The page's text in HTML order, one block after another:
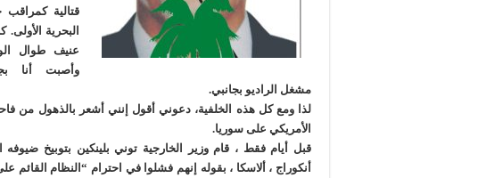
قتالية كمراقب
البحرية
عنيف طوال
وأصبت أنا
مشغل الراديو بجانبي.
لذا ومع كل هذه الخلفية، دعوني أقول إنني أشعر بالذهول من
الأمريكي على سوريا.
قبل أيام فقط ، قام وزير الخارجية توني بلينكين بتوبيخ ضيوفه
أنكوراج ، ألاسكا ، بقوله إنهم فشلوا في احترام “النظام القائم